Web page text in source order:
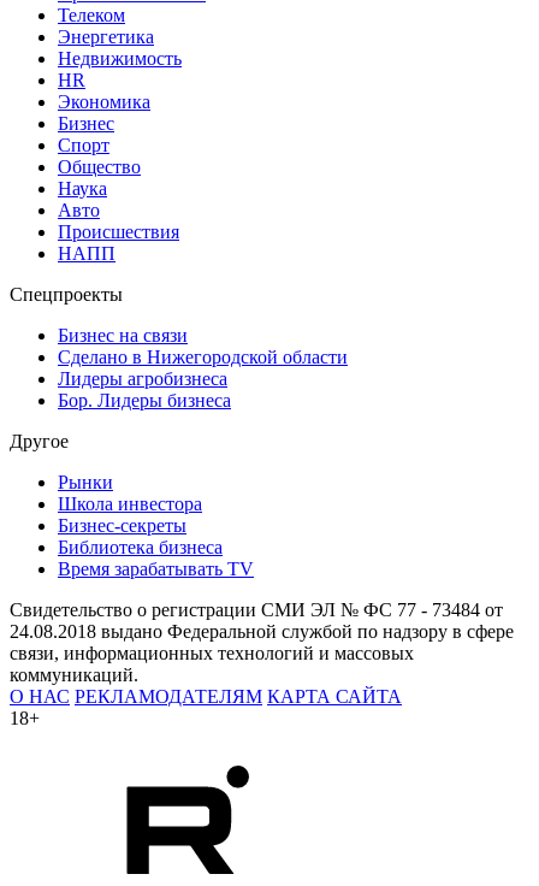
Телеком
Энергетика
Недвижимость
HR
Экономика
Бизнес
Спорт
Общество
Наука
Авто
Происшествия
НАПП
Спецпроекты
Бизнес на связи
Сделано в Нижегородской области
Лидеры агробизнеса
Бор. Лидеры бизнеса
Другое
Рынки
Школа инвестора
Бизнес-секреты
Библиотека бизнеса
Время зарабатывать TV
Свидетельство о регистрации СМИ ЭЛ № ФС 77 - 73484 от
24.08.2018 выдано Федеральной службой по надзору в сфере
связи, информационных технологий и массовых
коммуникаций.
О НАС РЕКЛАМОДАТЕЛЯМ КАРТА САЙТА
18+